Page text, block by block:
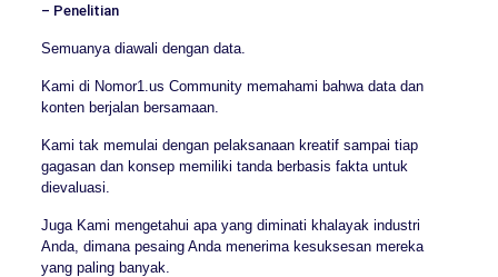
– Penelitian
Semuanya diawali dengan data.
Kami di Nomor1.us Community memahami bahwa data dan
konten berjalan bersamaan.
Kami tak memulai dengan pelaksanaan kreatif sampai tiap
gagasan dan konsep memiliki tanda berbasis fakta untuk
dievaluasi.
Juga Kami mengetahui apa yang diminati khalayak industri
Anda, dimana pesaing Anda menerima kesuksesan mereka
yang paling banyak.